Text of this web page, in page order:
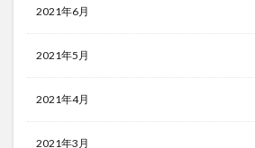
2021年6月
2021年5月
2021年4月
2021年3月